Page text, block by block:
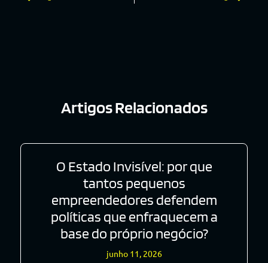
Artigos Relacionados
O Estado Invisível: por que
tantos pequenos
empreendedores defendem
políticas que enfraquecem a
base do próprio negócio?
junho 11, 2026